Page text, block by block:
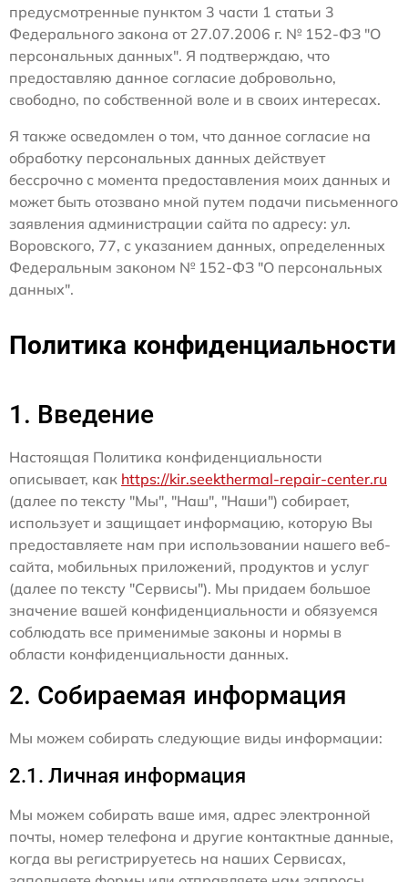
предусмотренные пунктом 3 части 1 статьи 3
Федерального закона от 27.07.2006 г. № 152-ФЗ "О
персональных данных". Я подтверждаю, что
предоставляю данное согласие добровольно,
свободно, по собственной воле и в своих интересах.
Я также осведомлен о том, что данное согласие на
обработку персональных данных действует
бессрочно с момента предоставления моих данных и
может быть отозвано мной путем подачи письменного
заявления администрации сайта по адресу: ул.
Воровского, 77, с указанием данных, определенных
Федеральным законом № 152-ФЗ "О персональных
данных".
Политика конфиденциальности
1. Введение
Настоящая Политика конфиденциальности
описывает, как https://kir.seekthermal-repair-center.ru
(далее по тексту "Мы", "Наш", "Наши") собирает,
использует и защищает информацию, которую Вы
предоставляете нам при использовании нашего веб-
сайта, мобильных приложений, продуктов и услуг
(далее по тексту "Сервисы"). Мы придаем большое
значение вашей конфиденциальности и обязуемся
соблюдать все применимые законы и нормы в
области конфиденциальности данных.
2. Собираемая информация
Мы можем собирать следующие виды информации:
2.1. Личная информация
Мы можем собирать ваше имя, адрес электронной
почты, номер телефона и другие контактные данные,
когда вы регистрируетесь на наших Сервисах,